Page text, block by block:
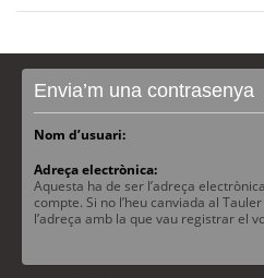
Envia’m una contrasenya
Nom d’usuari:
Adreça electrònica:
Aquesta ha de ser l’adreça
compte. Si no l’heu canviada al
l’adreça amb la que vau registrar el